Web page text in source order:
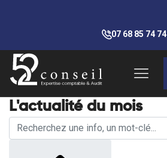
07 68 85 74 74
L'actualité du mois